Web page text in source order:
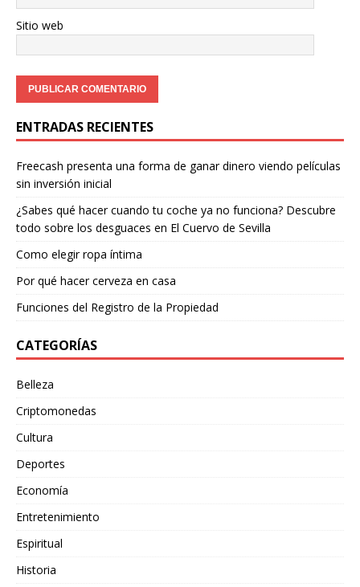
Sitio web
ENTRADAS RECIENTES
Freecash presenta una forma de ganar dinero viendo películas
sin inversión inicial
¿Sabes qué hacer cuando tu coche ya no funciona? Descubre
todo sobre los desguaces en El Cuervo de Sevilla
Como elegir ropa íntima
Por qué hacer cerveza en casa
Funciones del Registro de la Propiedad
CATEGORÍAS
Belleza
Criptomonedas
Cultura
Deportes
Economía
Entretenimiento
Espiritual
Historia